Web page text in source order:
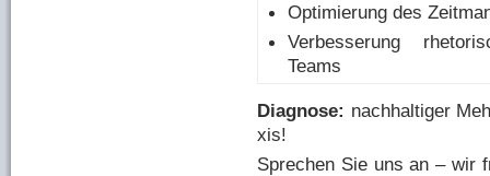
Optimierung des
Verbesserung
Teams
Dia­gno­se: nach­hal­ti­ger
xis!
Spre­chen Sie uns an – wir